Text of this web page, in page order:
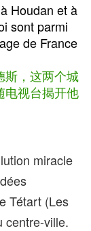
Houdan et à
sont parmi
de France
斯，这两个城
电视台揭开他
miracle
Tétart (Les
centre-ville.